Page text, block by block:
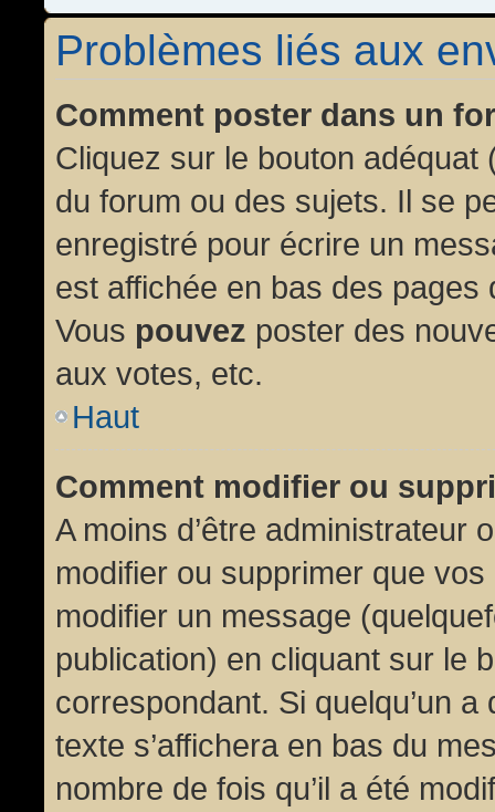
Problèmes liés aux
Comment poster dans un
Cliquez sur le bouton
du forum ou des sujets. Il se
enregistré pour écrire un
est affichée en bas des
Vous pouvez poster des
aux votes, etc.
Haut
Comment modifier ou
A moins d’être administrateur
modifier ou supprimer que
modifier un message
publication) en cliquant sur le
correspondant. Si quelqu’un
texte s’affichera en bas du
nombre de fois qu’il a été